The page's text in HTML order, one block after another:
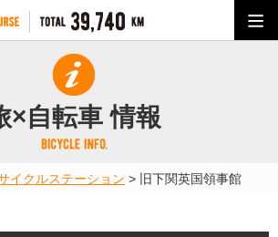
×自転車 情報
イクルステーション > 旧下関英国領事館